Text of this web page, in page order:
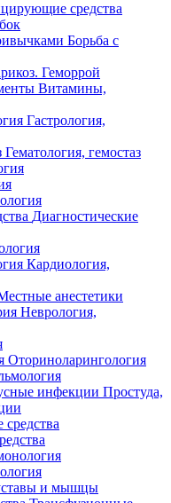
средства
Борьба с
Геморрой
Витамины,
Гастрология,
Гематология, гемостаз
Диагностические
Кардиология,
анестетики
Неврология,
Оториноларингология
Простуда,
и мышцы